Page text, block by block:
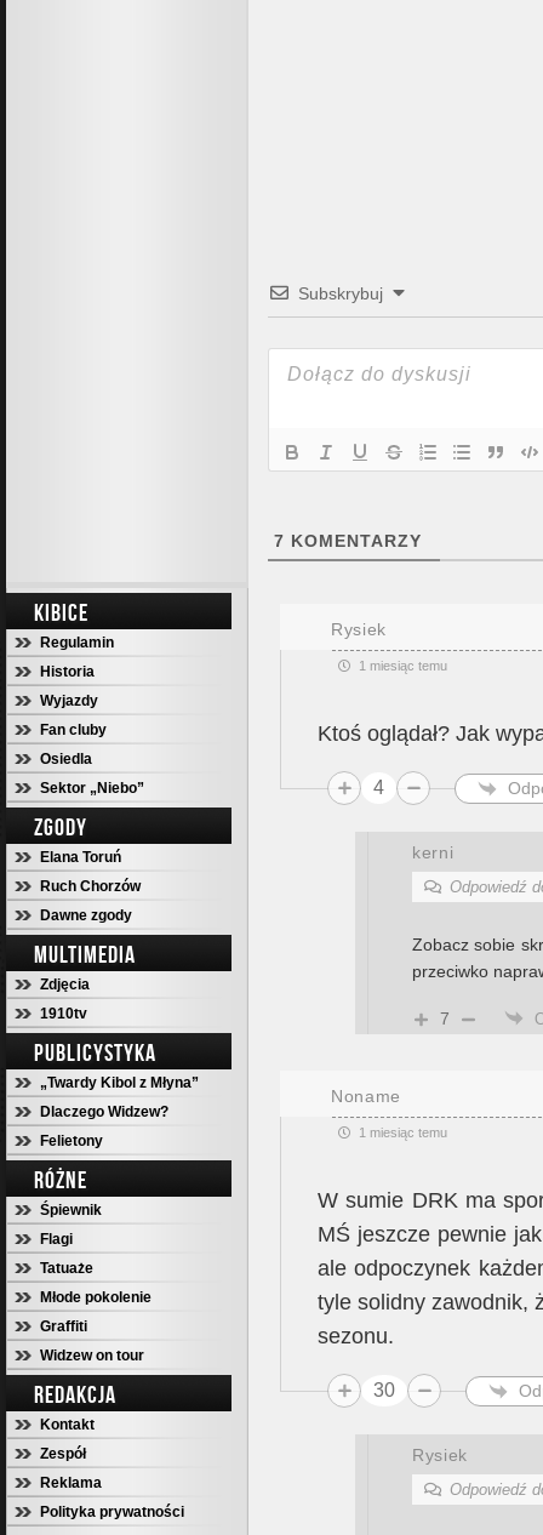
KIBICE
Regulamin
Historia
Wyjazdy
Fan cluby
Osiedla
Sektor „Niebo”
ZGODY
Elana Toruń
Ruch Chorzów
Dawne zgody
MULTIMEDIA
Zdjęcia
1910tv
PUBLICYSTYKA
„Twardy Kibol z Młyna”
Dlaczego Widzew?
Felietony
RÓŻNE
Śpiewnik
Flagi
Tatuaże
Młode pokolenie
Graffiti
Widzew on tour
REDAKCJA
Kontakt
Zespół
Reklama
Polityka prywatności
Subskrybuj
7 KOMENTARZY
Rysiek
1 miesiąc temu
Ktoś oglądał? Jak
4
kerni
Odpowiedź
Zobacz sobie
przeciwko
7
Noname
1 miesiąc temu
W sumie DRK ma
MŚ jeszcze pewnie
ale odpoczynek
tyle solidny zawodnik,
sezonu.
30
Rysiek
Odpowiedź